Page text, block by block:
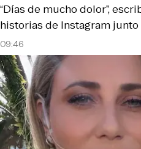
09:46
“Días de mucho dolor”,
historias de Instagram